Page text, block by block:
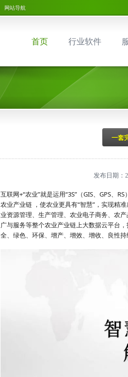
网站导航
首页 行业软件
一套
发布日期：
互联网+“农业”就是运用“3S”（GIS、GPS、
农业产业链 ，使农业更具有“智慧”，实现精
业资源管理、生产管理、农业电子商务、农
广与服务等整个农业产业链上大数据云平台
全、绿色、环保、增产、增效、增收、良性持